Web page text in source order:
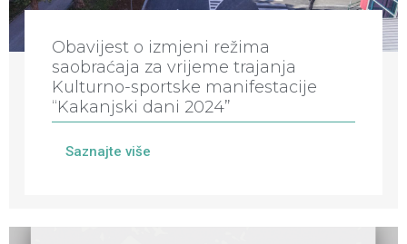
Obavijest o izmjeni režima
saobraćaja za vrijeme trajanja
Kulturno-sportske manifestacije
“Kakanjski dani 2024”
Saznajte više